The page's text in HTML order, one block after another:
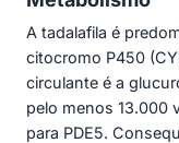
A tadalafila é
citocromo P450
circulante é a
pelo menos 13.000
para PDE5.